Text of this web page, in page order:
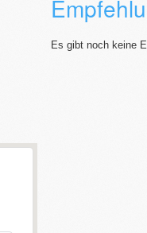
Es gibt noch keine